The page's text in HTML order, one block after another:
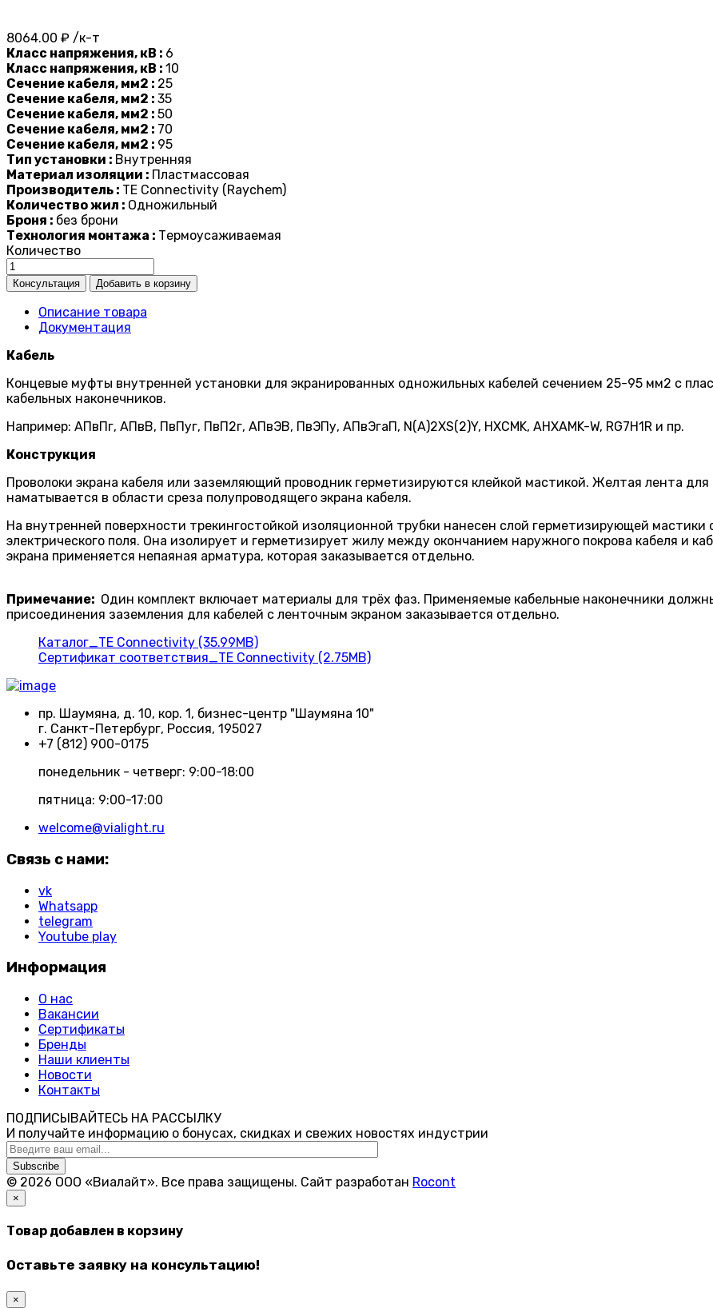
8064.00 ₽ /к-т
Класс напряжения, кВ : 6
Класс напряжения, кВ : 10
Сечение кабеля, мм2 : 25
Сечение кабеля, мм2 : 35
Сечение кабеля, мм2 : 50
Сечение кабеля, мм2 : 70
Сечение кабеля, мм2 : 95
Тип установки : Внутренняя
Материал изоляции : Пластмассовая
Производитель : TE Connectivity (Raychem)
Количество жил : Одножильный
Броня : без брони
Технология монтажа : Термоусаживаемая
Количество
Описание товара
Документация
Кабель
Концевые муфты внутренней установки для экранированных одножильных кабелей сечением 25-95 мм2 с
кабельных наконечников.
Например: АПвПг, АПвВ, ПвПуг, ПвП2г, АПвЭВ, ПвЭПу, АПвЭгаП, N(A)2XS(2)Y, HXCMK, AHXAMK-W, RG7H1R и пр.
Конструкция
Проволоки экрана кабеля или заземляющий проводник герметизируются клейкой мастикой. Желтая лента
наматывается в области среза полупроводящего экрана кабеля.
На внутренней поверхности трекингостойкой изоляционной трубки нанесен слой герметизирующей
электрического поля. Она изолирует и герметизирует жилу между окончанием наружного покрова кабеля и
экрана применяется непаяная арматура, которая заказывается отдельно.
Примечание: Один комплект включает материалы для трёх фаз. Применяемые кабельные наконечники
присоединения заземления для кабелей с ленточным экраном заказывается отдельно.
Каталог_TE Connectivity (35.99MB)
Сертификат соответствия_TE Connectivity (2.75MB)
пр. Шаумяна, д. 10, кор. 1, бизнес-центр "Шаумяна 10"
г. Санкт-Петербург, Россия, 195027
+7 (812) 900-0175
понедельник - четверг: 9:00-18:00
пятница: 9:00-17:00
welcome@vialight.ru
Связь с нами:
vk
Whatsapp
telegram
Youtube play
Информация
О нас
Вакансии
Сертификаты
Бренды
Наши клиенты
Новости
Контакты
ПОДПИСЫВАЙТЕСЬ НА РАССЫЛКУ
И получайте информацию о бонусах, скидках и свежих новостях индустрии
Subscribe
© 2026 ООО «Виалайт». Все права защищены. Cайт разработан Rocont
×
Товар добавлен в корзину
Оставьте заявку на консультацию!
×